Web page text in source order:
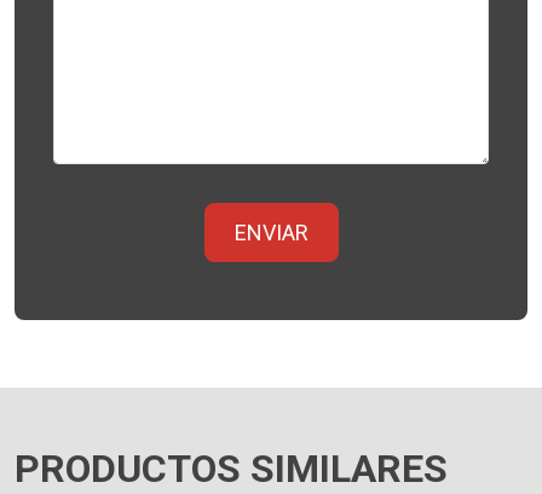
PRODUCTOS SIMILARES